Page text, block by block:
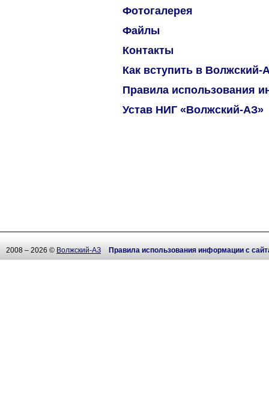
Фотогалерея
Файлы
Контакты
Как вступить в Волжский-
Правила использования
Устав НИГ «Волжский-АЗ»
2008 – 2026 © Волжский-АЗ Правила использования информации с